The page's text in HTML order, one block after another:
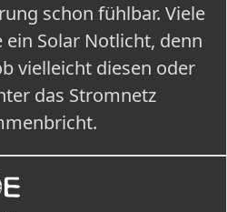
schon fühlbar. Viele
Solar Notlicht, denn
vielleicht diesen oder
das Stromnetz